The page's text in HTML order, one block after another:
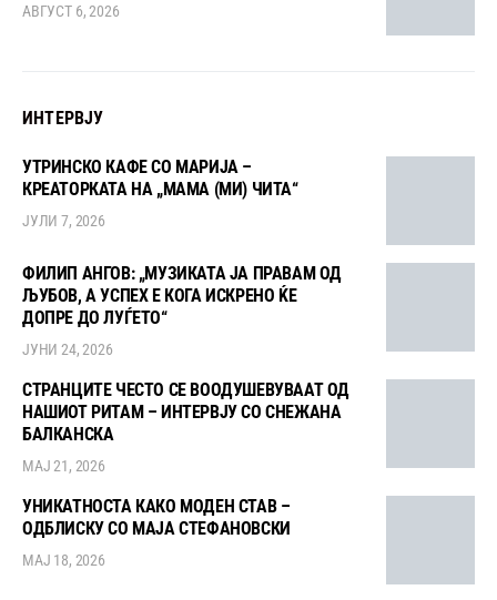
АВГУСТ 6, 2026
ИНТЕРВЈУ
УТРИНСКО КАФЕ СО МАРИЈА –
КРЕАТОРКАТА НА „МАМА (МИ) ЧИТА“
ЈУЛИ 7, 2026
ФИЛИП АНГОВ: „МУЗИКАТА ЈА ПРАВАМ ОД
ЉУБОВ, А УСПЕХ Е КОГА ИСКРЕНО ЌЕ
ДОПРЕ ДО ЛУЃЕТО“
ЈУНИ 24, 2026
СТРАНЦИТЕ ЧЕСТО СЕ ВООДУШЕВУВААТ ОД
НАШИОТ РИТАМ – ИНТЕРВЈУ СО СНЕЖАНА
БАЛКАНСКА
МАЈ 21, 2026
УНИКАТНОСТА КАКО МОДЕН СТАВ –
ОДБЛИСКУ СО МАЈА СТЕФАНОВСКИ
МАЈ 18, 2026